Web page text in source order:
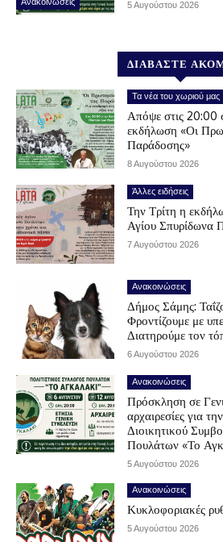
5 Αυγούστου 2026
ΔΙΑΒΑΣΤΕ
Τα νέα του χωριού μας
Απόψε στις 20:00
εκδήλωση «Οι
Παράδοσης»
8 Αυγούστου 2026
Άλλες ειδήσεις
Την Τρίτη η
Αγίου Σπυρίδωνα
7 Αυγούστου 2026
Ανακοινώσεις
Δήμος Σάμης:
Φροντίζουμε με
Διατηρούμε τον
6 Αυγούστου 2026
Ανακοινώσεις
Πρόσκληση σε
αρχαιρεσίες για
Διοικητικού
Πουλάτων «Το
5 Αυγούστου 2026
Ανακοινώσεις
Κυκλοφοριακές
5 Αυγούστου 2026